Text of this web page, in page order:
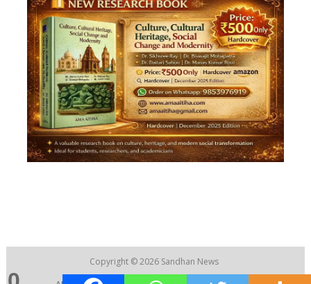
Copyright © 2026 Sandhan News